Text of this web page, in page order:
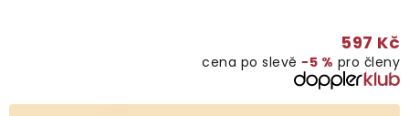
Naše katalogy
597 Kč
cena po slevě −5 % pro členy